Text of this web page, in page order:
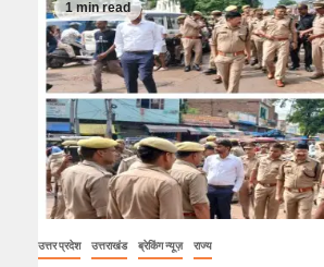
1 min read
उत्तर प्रदेश उत्तराखंड ब्रेकिंग न्यूज़ राज्य